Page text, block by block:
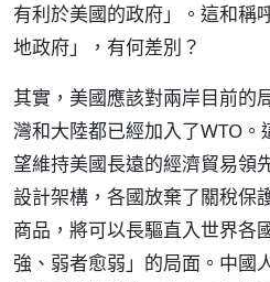
有利於美國的政府」。這和稱
地政府」，有何差別？
其實，美國應該對兩岸目前的
灣和大陸都已經加入了WTO
望維持美國長遠的經濟貿易領
設計架構，各國放棄了關稅保
商品，將可以長驅直入世界各
強、弱者愈弱」的局面。中國